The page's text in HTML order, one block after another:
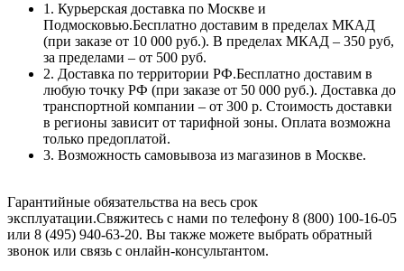
1. Курьерская доставка по Москве и
Подмосковью.Бесплатно доставим в пределах МКАД
(при заказе от 10 000 руб.). В пределах МКАД – 350 руб,
за пределами – от 500 руб.
2. Доставка по территории РФ.Бесплатно доставим в
любую точку РФ (при заказе от 50 000 руб.). Доставка до
транспортной компании – от 300 р. Стоимость доставки
в регионы зависит от тарифной зоны. Оплата возможна
только предоплатой.
3. Возможность самовывоза из магазинов в Москве.
Гарантийные обязательства на весь срок
эксплуатации.Свяжитесь с нами по телефону 8 (800) 100-16-05
или 8 (495) 940-63-20. Вы также можете выбрать обратный
звонок или связь с онлайн-консультантом.